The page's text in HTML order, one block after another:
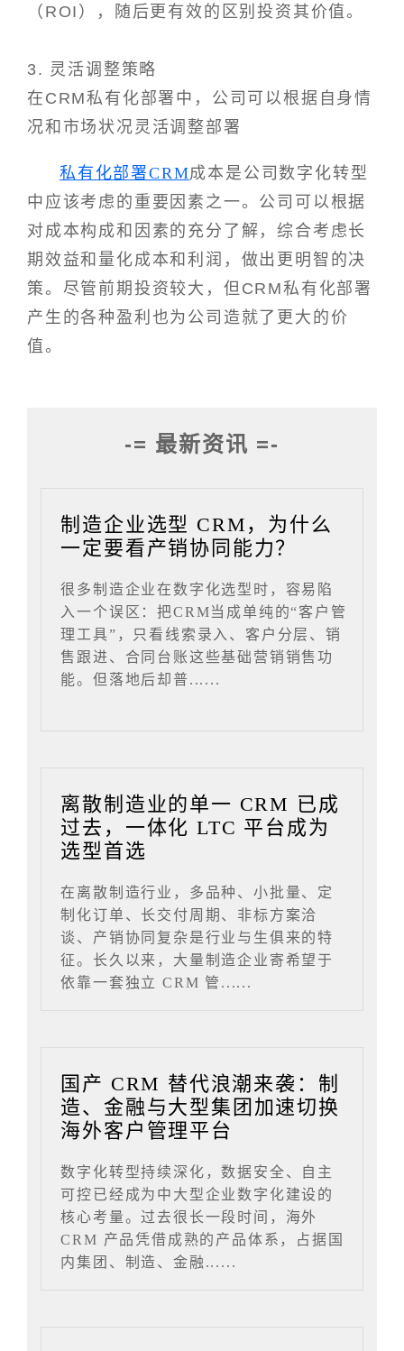
（ROI），随后更有效的区别投资其价值。
3. 灵活调整策略
在CRM私有化部署中，公司可以根据自身情
况和市场状况灵活调整部署
私有化部署CRM成本是公司数字化转型
中应该考虑的重要因素之一。公司可以根据
对成本构成和因素的充分了解，综合考虑长
期效益和量化成本和利润，做出更明智的决
策。尽管前期投资较大，但CRM私有化部署
产生的各种盈利也为公司造就了更大的价
值。
-= 最新资讯 =-
制造企业选型 CRM，为什么
一定要看产销协同能力？
很多制造企业在数字化选型时，容易陷
入一个误区：把CRM当成单纯的“客户管
理工具”，只看线索录入、客户分层、销
售跟进、合同台账这些基础营销销售功
能。但落地后却普......
离散制造业的单一 CRM 已成
过去，一体化 LTC 平台成为
选型首选
在离散制造行业，多品种、小批量、定
制化订单、长交付周期、非标方案洽
谈、产销协同复杂是行业与生俱来的特
征。长久以来，大量制造企业寄希望于
依靠一套独立 CRM 管......
国产 CRM 替代浪潮来袭：制
造、金融与大型集团加速切换
海外客户管理平台
数字化转型持续深化，数据安全、自主
可控已经成为中大型企业数字化建设的
核心考量。过去很长一段时间，海外
CRM 产品凭借成熟的产品体系，占据国
内集团、制造、金融......